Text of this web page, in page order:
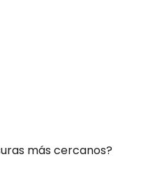
más cercanos?